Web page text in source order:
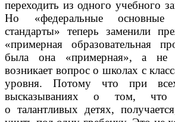
переходить из одного учебного
Но «федеральные основные
стандарты» теперь заменили
«примерная образовательная
была она «примерная», а не
возникает вопрос о школах с
уровня. Потому что при всех
высказываниях о том,
о талантливых детях,